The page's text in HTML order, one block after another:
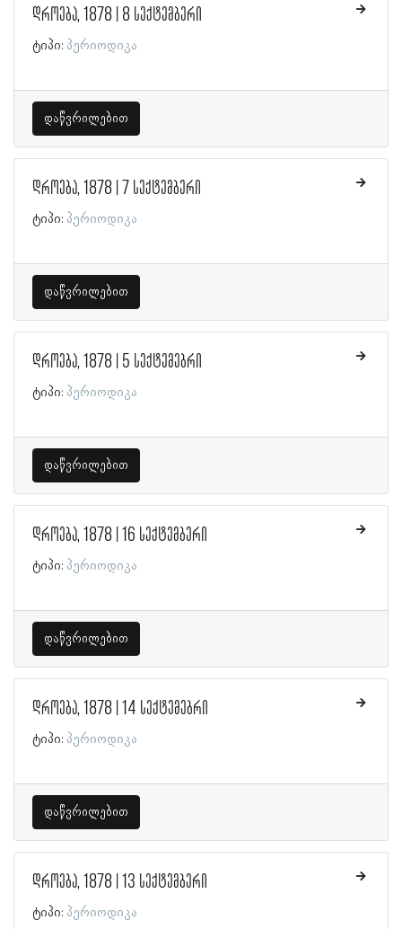
დროება, 1878 | 8 სექტემბერი
ტიპი: პერიოდიკა
დაწვრილებით
დროება, 1878 | 7 სექტემბერი
ტიპი: პერიოდიკა
დაწვრილებით
დროება, 1878 | 5 სექტემებრი
ტიპი: პერიოდიკა
დაწვრილებით
დროება, 1878 | 16 სექტემბერი
ტიპი: პერიოდიკა
დაწვრილებით
დროება, 1878 | 14 სექტემებრი
ტიპი: პერიოდიკა
დაწვრილებით
დროება, 1878 | 13 სექტემბერი
ტიპი: პერიოდიკა